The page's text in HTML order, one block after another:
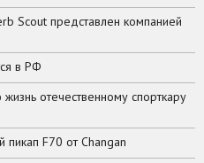
Scout представлен компанией
в РФ
отечественному спорткару
пикап F70 от Changan